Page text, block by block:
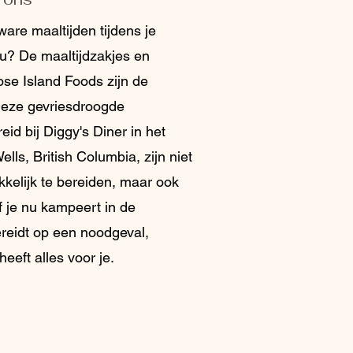
maaltijden tijdens je
De maaltijdzakjes en
Island Foods zijn de
gevriesdroogde
bij Diggy's Diner in het
British Columbia, zijn niet
te bereiden, maar ook
je nu kampeert in de
op een noodgeval,
alles voor je.